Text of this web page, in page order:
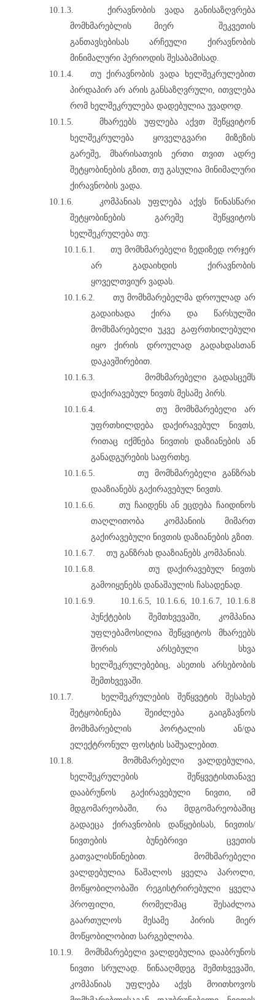
10.1.3.
ქირავნობის ვადა განისაზღვრება
მომხმარებლის მიერ შეკვეთის
განთავსებისას არჩეული ქირავნობის
მინიმალური პერიოდის შესაბამისად.
10.1.4.
თუ ქირავნობის ვადა ხელშეკრულებით
პირდაპირ არ არის განსაზღვრული, ითვლება
რომ ხელშეკრულება დადებულია უვადოდ.
10.1.5.
მხარეებს უფლება აქვთ შეწყვიტონ
ხელშეკრულება ყოველგვარი მიზეზის
გარეშე, მხარისათვის ერთი თვით ადრე
შეტყობინების გზით, თუ გასულია მინიმალური
ქირავნობის ვადა.
10.1.6.
კომპანიას უფლება აქვს წინასწარი
შეტყობინების გარეშე შეწყვიტოს
ხელშეკრულება თუ:
10.1.6.1.
თუ მომხმარებელი ზედიზედ ორჯერ
არ გადაიხდის ქირავნობის
ყოველთვიურ ვადას.
10.1.6.2.
თუ მომხმარებელმა დროულად არ
გადაიხადა ქირა და წარსულში
მომხმარებელი უკვე გაფრთხილებული
იყო ქირის დროულად გადახდასთან
დაკავშირებით.
10.1.6.3.
მომხმარებელი გადასცემს
დაქირავებულ ნივთს მესამე პირს.
10.1.6.4.
თუ მომხმარებელი არ
უფრთხილდება დაქირავებულ ნივთს,
რითაც იქმნება ნივთის დაზიანების ან
განადგურების საფრთხე.
10.1.6.5.
თუ მომხმარებელი განზრახ
დააზიანებს გაქირავებულ ნივთს.
10.1.6.6.
თუ ჩაიდენს ან ეცდება ჩაიდინოს
თაღლითობა კომპანიის მიმართ
გაქირავებული ნივთის დაზიანების გზით.
10.1.6.7.
თუ განზრახ დააზიანებს კომპანიას.
10.1.6.8.
თუ დაქირავებულ ნივთს
გამოიყენებს დანაშაულის ჩასადენად.
10.1.6.9.
10.1.6.5, 10.1.6.6, 10.1.6.7, 10.1.6.8
პუნქტების შემთხვევაში, კომპანია
უფლებამოსილია შეწყვიტოს მხარეებს
შორის არსებული სხვა
ხელშეკრულებებიც, ასეთის არსებობის
შემთხვევაში.
10.1.7.
ხელშეკრულების შეწყვეტის შესახებ
შეტყობინება შეიძლება გაიგზავნოს
მომხმარებლის პორტალის ან/და
ელექტრონულ ფოსტის საშუალებით.
10.1.8.
მომხმარებელი ვალდებულია,
ხელშეკრულების შეწყვეტისთანავე
დააბრუნოს გაქირავებული ნივთი, იმ
მდგომარეობაში, რა მდგომარეობაშიც
გადაეცა ქირავნობის დაწყებისას, ნივთის/
ნივთების ბუნებრივი ცვეთის
გათვალისწინებით. მომხმარებელი
ვალდებულია წაშალოს ყველა პაროლი,
მოწყობილობაში რეგისტრირებული ყველა
პროფილი, რომელმაც შესაძლოა
გაართულოს მესამე პირის მიერ
მოწყობილობით სარგებლობა.
10.1.9.
მომხმარებელი ვალდებულია დააბრუნოს
ნივთი სრულად. წინააღმდეგ შემთხვევაში,
კომპანიას უფლება აქვს მოითხოვოს